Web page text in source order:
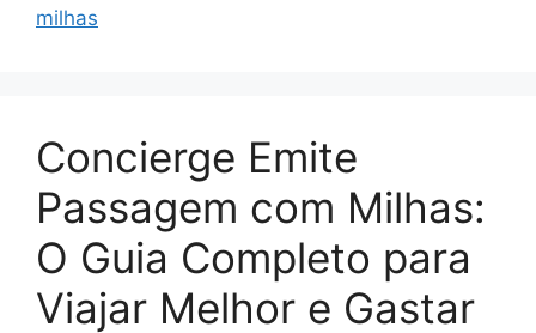
milhas
Concierge Emite
Passagem com Milhas:
O Guia Completo para
Viajar Melhor e Gastar